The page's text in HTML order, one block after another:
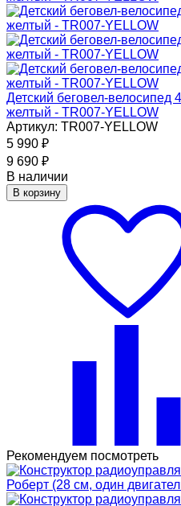
Детский беговел-велосипед
желтый - TR007-YELLOW
Артикул: TR007-YELLOW
5 990 ₽
9 690 ₽
В наличии
В корзину
Рекомендуем посмотреть